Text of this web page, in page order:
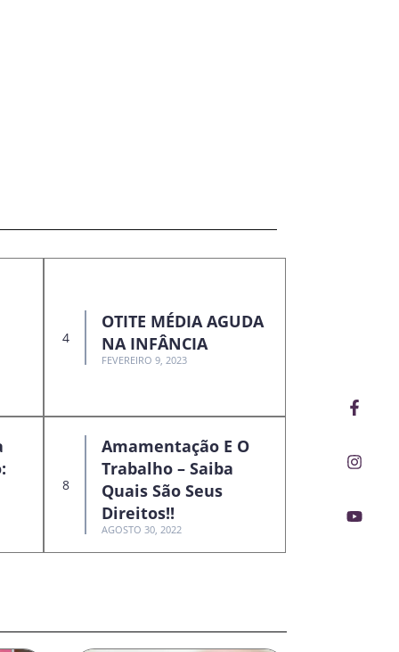
f
OTITE MÉDIA AGUDA
NA INFÂNCIA
FEVEREIRO 9, 2023
Amamentação E O
Trabalho – Saiba
Quais São Seus
Direitos!!
AGOSTO 30, 2022